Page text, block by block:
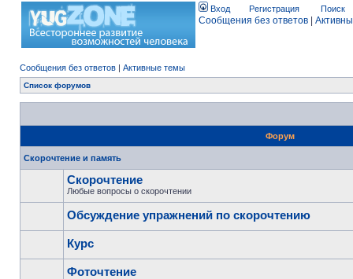
Вход Регистрация Поиск
Сообщения без ответов
Сообщения без ответов | Активные темы
Список форумов
Форум
Скорочтение и память
Скорочтение
Любые вопросы о скорочтении
Обсуждение упражнений по скорочтению
Курс
Фоточтение